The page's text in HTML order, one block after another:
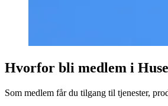
Hvorfor bli medlem i
Som medlem får du tilgang til tjenester,